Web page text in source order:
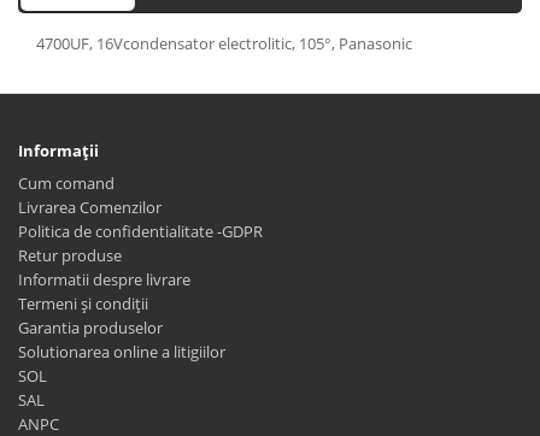
4700UF, 16Vcondensator electrolitic, 105°, Panasonic
Informaţii
Cum comand
Livrarea Comenzilor
Politica de confidentialitate -GDPR
Retur produse
Informatii despre livrare
Termeni și condiții
Garantia produselor
Solutionarea online a litigiilor
SOL
SAL
ANPC